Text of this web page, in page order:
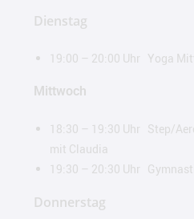
Dienstag
19:00 – 20:00 Uhr Yoga
Mittwoch
18:30 – 19:30 Uhr Step/
mit Claudia
19:30 – 20:30 Uhr
Donnerstag